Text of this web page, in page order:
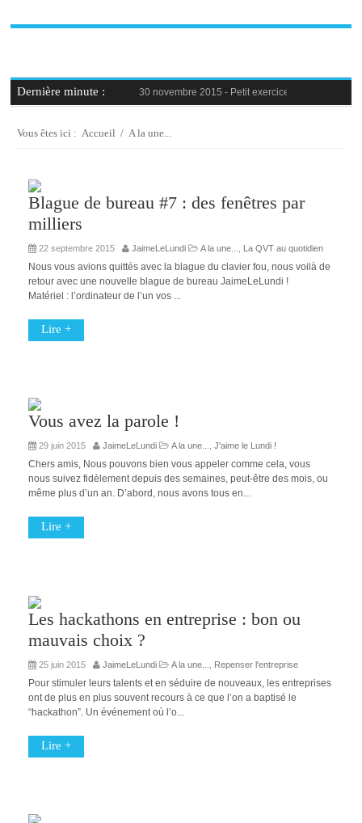
Dernière minute : 30 novembre 2015 - Petit exercice de la semaine
30 novembre 2015 -Blague au bureau #9
23 novembre 2015 -
Vous êtes ici :Accueil /A la une...
Blague de bureau #7 : des fenêtres par
milliers
22 septembre 2015 JaimeLeLundi A la une... La QVT au quotidien
Nous vous avions quittés avec la blague du clavier fou, nous voilà de
retour avec une nouvelle blague de bureau JaimeLeLundi !
Matériel : l’ordinateur de l’un vos ...
Lire +
Vous avez la parole !
29 juin 2015 JaimeLeLundi A la une... J'aime le Lundi !
Chers amis, Nous pouvons bien vous appeler comme cela, vous
nous suivez fidèlement depuis des semaines, peut-être des mois, ou
même plus d’un an. D’abord, nous avons tous en...
Lire +
Les hackathons en entreprise : bon ou
mauvais choix ?
25 juin 2015 JaimeLeLundi A la une... Repenser l'entreprise
Pour stimuler leurs talents et en séduire de nouveaux, les entreprises
ont de plus en plus souvent recours à ce que l’on a baptisé le
“hackathon”. Un événement où l’o...
Lire +